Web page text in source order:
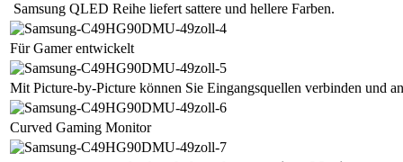
Samsung QLED Reihe liefert sattere und hellere Farben.
Für Gamer entwickelt
Mit Picture-by-Picture können Sie Eingangsquellen verbinden und
Curved Gaming Monitor